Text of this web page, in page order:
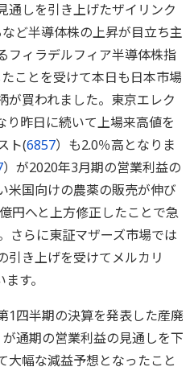
通しを引き上げたザイリンク
ど半導体株の上昇が目立ち主
フィラデルフィア半導体株指
ことを受けて本日も日本市場
が買われました。東京エレク
り昨日に続いて上場来高値を
ト(6857）も2.0％高となりま
）が2020年3月期の営業利益の
米国向けの農薬の販売が伸び
円へと上方修正したことで急
さらに東証マザーズ市場では
引き上げを受けてメルカリ
す。
1四半期の決算を発表した産廃
が通期の営業利益の見通しを下
大幅な減益予想となったこと